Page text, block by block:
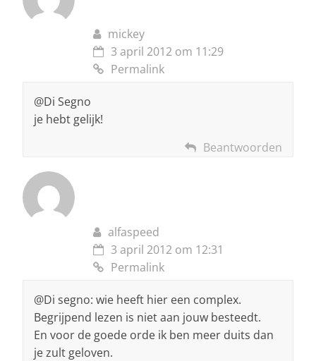
mickey
3 april 2012 om 11:29
Permalink
@Di Segno
je hebt gelijk!
Beantwoorden
alfaspeed
3 april 2012 om 12:31
Permalink
@Di segno: wie heeft hier een complex.
Begrijpend lezen is niet aan jouw besteedt.
En voor de goede orde ik ben meer duits dan
je zult geloven.